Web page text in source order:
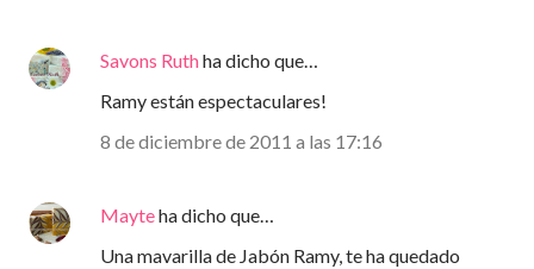
Savons Ruthha dicho que…
Ramy están espectaculares!
8 de diciembre de 2011 a las 17:16
Mayteha dicho que…
Una mavarilla de Jabón Ramy, te ha quedado